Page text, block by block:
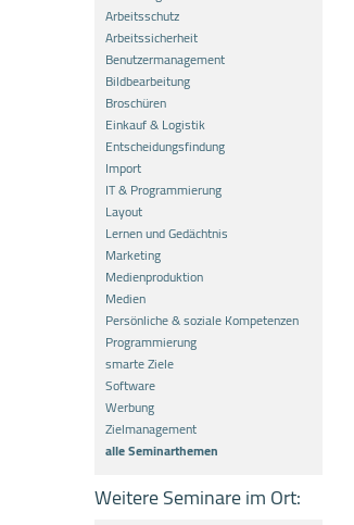
Arbeitsschutz
Arbeitssicherheit
Benutzermanagement
Bildbearbeitung
Broschüren
Einkauf & Logistik
Entscheidungsfindung
Import
IT & Programmierung
Layout
Lernen und Gedächtnis
Marketing
Medienproduktion
Medien
Persönliche & soziale Kompetenzen
Programmierung
smarte Ziele
Software
Werbung
Zielmanagement
alle Seminarthemen
Weitere Seminare im Ort: